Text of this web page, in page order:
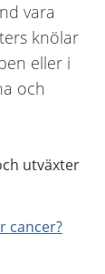
vara
knölar
eller i
och
utväxter
cancer?